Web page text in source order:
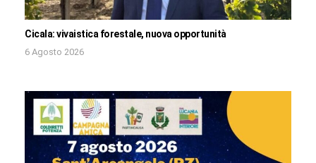
Cicala: vivaistica forestale, nuova opportunità
6 Agosto 2026